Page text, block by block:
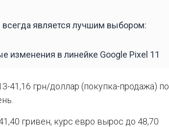
является лучшим выбором:
изменения в линейке Google Pixel 11
41,16 грн/доллар (покупка-продажа) по
гривен, курс евро вырос до 48,70